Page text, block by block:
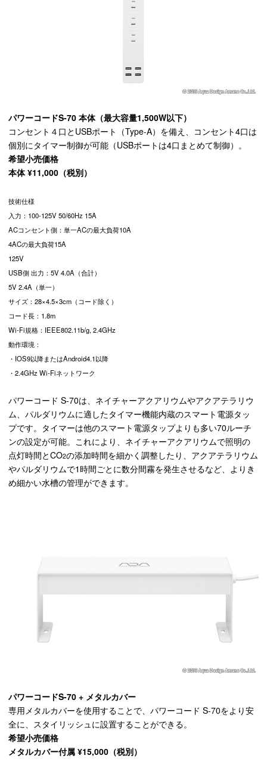
パワーコードS-70 本体（最大容量1,500W以下）
コンセント４口とUSBポート（Type-A）を備え、コンセント4口は
個別にタイマー制御が可能（USBポートは4口まとめて制御）。
希望小売価格
本体 ¥11,000（税別）
技術仕様
入力：100-125V 50/60Hz 15A
ACコンセント側：単一ACの最大負荷10A
4ACの最大負荷15A
125V
USB側 出力：5V 4.0A（合計）
5V 2.4A（単一）
サイズ：28×4.5×3cm（コード除く）
コード長：1.8m
Wi-Fi規格：IEEE802.11b/g, 2.4GHz
動作環境：
・IOS9以降またはAndroid4.1以降
・2.4GHz Wi-Fiネットワーク
パワーコード S-70は、ネイチャーアクアリウムやアクアテラリウ
ム、パルダリウムに適したタイマー機能内蔵のスマート電源タッ
プです。タイマーは他のスマート電源タップよりも多い70ルーチ
ンの設定が可能。これにより、ネイチャーアクアリウムで照明の
点灯時間とCO2の添加時間を細かく調整したり、アクアテラリウム
やパルダリウムで1時間ごとに数分間霧を発生させるなど、よりき
め細かい水槽の管理ができます。
パワーコードS-70 + メタルカバー
専用メタルカバーを使用することで、パワーコード S-70をより安
全に、スタイリッシュに設置することができる。
希望小売価格
メタルカバー付属 ¥15,000（税別）